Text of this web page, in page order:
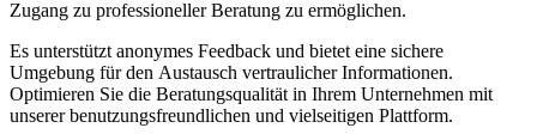
Zugang zu professioneller Beratung zu ermöglichen.
Es unterstützt anonymes Feedback und bietet eine sichere
Umgebung für den Austausch vertraulicher Informationen.
Optimieren Sie die Beratungsqualität in Ihrem Unternehmen mit
unserer benutzungsfreundlichen und vielseitigen Plattform.